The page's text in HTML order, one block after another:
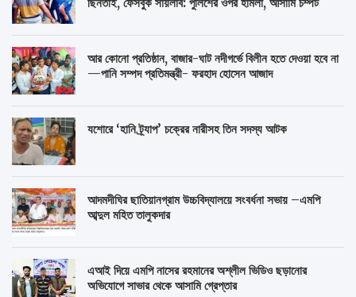
আর কোনো প্রতিষ্ঠান, বাজার-ঘাট নদীগর্ভে বিলীন হতে দেওয়া হবে না
—পানি সম্পদ প্রতিমন্ত্রী- ফরহাদ হোসেন আজাদ
যশোরে ‘হানি ট্র্যাপ’ চক্রের নারীসহ তিন সদস্য আটক
আদমদীঘির ছাতিয়ানগ্রাম উচ্চবিদ্যালয়ে সংবর্ধনা সভায় –এমপি
আব্দুল মহিত তালুকদার
এআই দিয়ে এমপি নাসের রহমানের অশ্লীল ভিডিও ছড়ানোর
অভিযোগে সাভার থেকে আসামি গ্রেপ্তার